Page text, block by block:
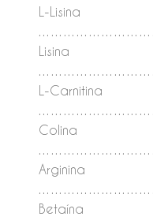
L-Lisina
Lisina
L-Carnitina
Colina
Arginina
Betaína